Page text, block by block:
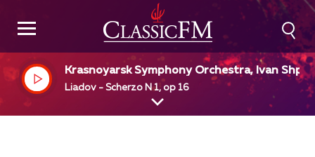
Krasnoyarsk Symphony Orchestra, Ivan
r, dir
Liadov - Scherzo N 1, op 16